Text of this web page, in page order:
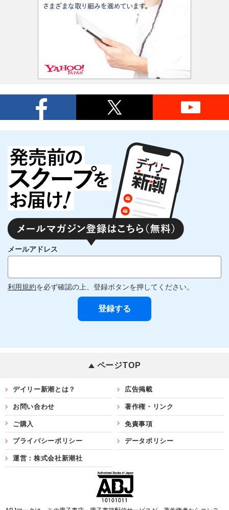
メールアドレス
利用規約を必ず確認の上、登録ボタンを押してください。
ページTOP
デイリー新潮とは？ 広告掲載
お問い合わせ 著作権・リンク
ご購入 免責事項
プライバシーポリシー データポリシー
運営：株式会社新潮社